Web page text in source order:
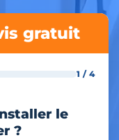
gratuit
1 / 4
le
?